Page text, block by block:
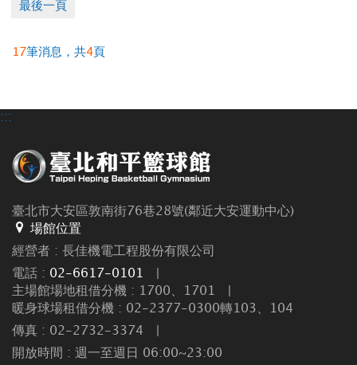
最後一頁
17筆消息，共4 頁
:::
臺北市大安區敦南街76巷28號(鄰近大安運動中心)
場館位置
經營者 : 長佳機電工程股份有限公司
電話 : 02-6617-0101
主場館場地租借分機 : 1700、1701
暖身球場租借分機 : 02-2377-0300轉103、104
傳真 : 02-2732-3374
開放時間 : 週一至週日 06:00~23:00